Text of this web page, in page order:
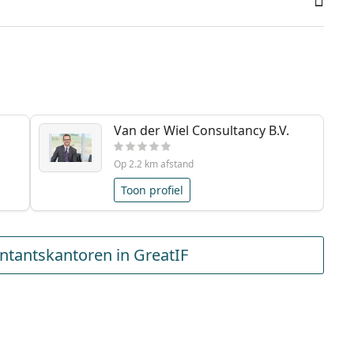
Van der Wiel Consultancy B.V.
Op 2.2 km afstand
Toon profiel
in GreatIF